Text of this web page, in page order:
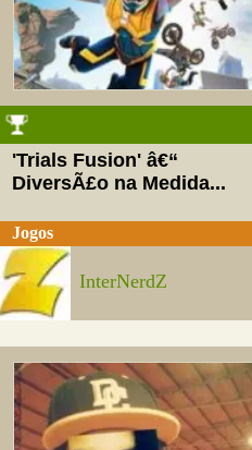
'Trials Fusion' â€“
DiversÃ£o na Medida...
Jogos
InterNerdZ